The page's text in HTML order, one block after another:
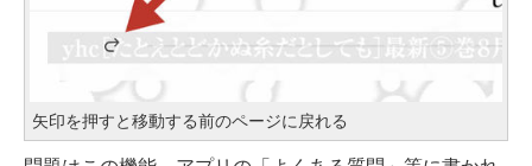
矢印を押すと移動する前のページに戻れる